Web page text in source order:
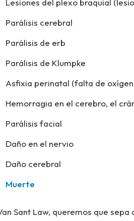
Lesiones del plexo braquial
Parálisis cerebral
Parálisis de erb
Parálisis de Klumpke
Asfixia perinatal (falta de
Hemorragia en el cerebro, el
Parálisis facial
Daño en el nervio
Daño cerebral
Muerte
Sant Law, queremos que